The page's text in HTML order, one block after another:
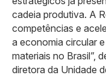
cadeia produtiva. A
competências e
a economia circular
materiais no Brasil”,
diretora da Unidade